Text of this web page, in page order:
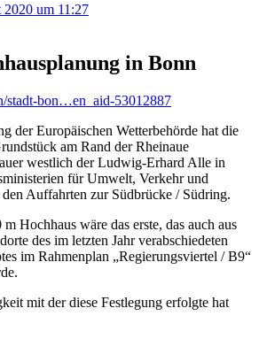
2020 um 11:27
in Bonn
stadt-bon…en_aid-53012887
der Europäischen Wetterbehörde hat die
am Rand der Rheinaue
westlich der Ludwig-Erhard Alle in
für Umwelt, Verkehr und
Auffahrten zur Südbrücke / Südring.
Hochhaus wäre das erste, das auch aus
des im letzten Jahr verabschiedeten
im Rahmenplan „Regierungsviertel / B9“
mit der diese Festlegung erfolgte hat